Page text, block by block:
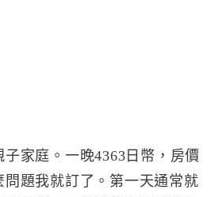
家庭。一晚4363日幣，房價
題我就訂了。第一天通常就